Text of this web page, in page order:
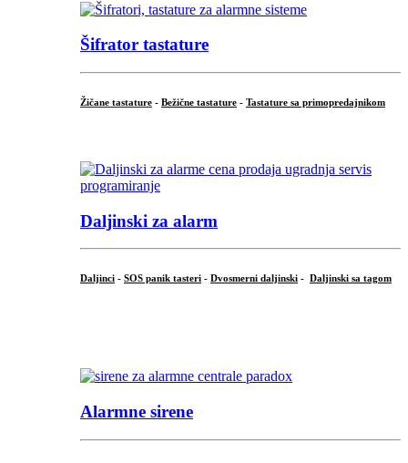
Šifrator tastature
Žičane tastature - Bežične tastature - Tastature sa primopredajnikom
Daljinski za alarm
Daljinci - SOS panik tasteri - Dvosmerni daljinski - Daljinski sa tagom
Alarmne sirene